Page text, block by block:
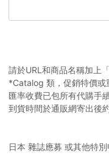
請於URL和商品名稱加上
*Catalog 類，促銷特價或
匯率收費已包所有代購手
到貨時間於通販網寄出後
日本 雜誌應募 或其他特